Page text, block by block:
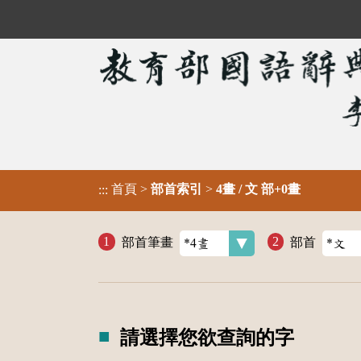
::: 首頁 > 部首索引 > 4畫 / 文 部+0畫
部首筆畫 部首
請選擇您欲查詢的字